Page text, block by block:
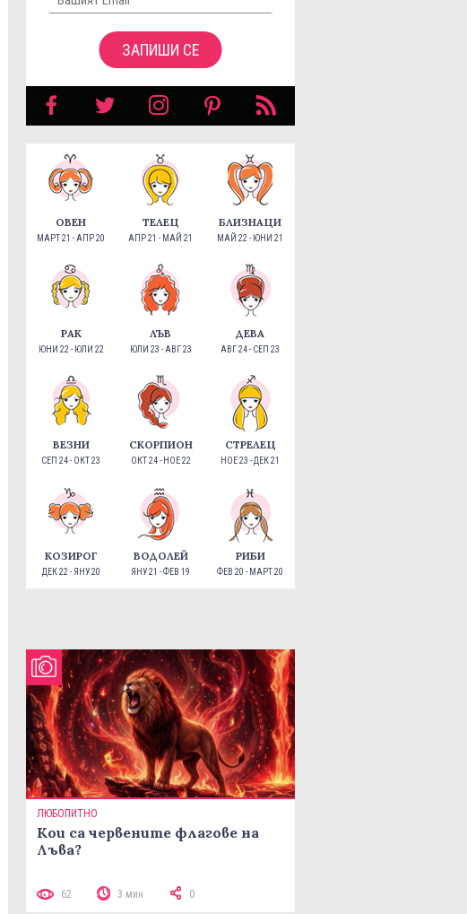
ЗАПИШИ СЕ
ОВЕН
МАРТ 21 - АПР 20
ТЕЛЕЦ
АПР 21 - МАЙ 21
БЛИЗНАЦИ
МАЙ 22 - ЮНИ 21
РАК
ЮНИ 22 - ЮЛИ 22
ЛЪВ
ЮЛИ 23 - АВГ 23
ДЕВА
АВГ 24 - СЕП 23
ВЕЗНИ
СЕП 24 - ОКТ 23
СКОРПИОН
ОКТ 24 - НОЕ 22
СТРЕЛЕЦ
НОЕ 23 - ДЕК 21
КОЗИРОГ
ДЕК 22 - ЯНУ 20
ВОДОЛЕЙ
ЯНУ 21 - ФЕВ 19
РИБИ
ФЕВ 20 - МАРТ 20
ЛЮБОПИТНО
Кои са червените флагове на
Лъва?
62 3 мин 0